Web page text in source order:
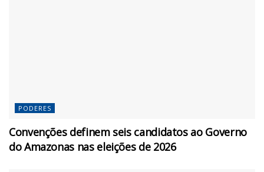
PODERES
Convenções definem seis candidatos ao Governo
do Amazonas nas eleições de 2026